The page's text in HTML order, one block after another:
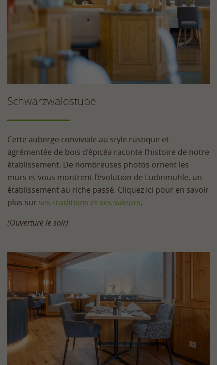
Schwarzwaldstube
Cette auberge conviviale au style rustique et
agrémentée de bois d’épicéa raconte l’histoire de notre
établissement. De nombreuses photos ornent les
murs et vous montrent l’évolution de Ludinmühle, un
établissement au riche passé. Cliquez ici pour en savoir
plus sur ses traditions et ses valeurs.
(Ouverture le soir)